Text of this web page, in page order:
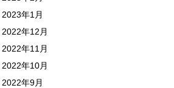
2023年1月
2022年12月
2022年11月
2022年10月
2022年9月